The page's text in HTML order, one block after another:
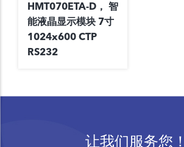
HMT070ETA-D， 智
能液晶显示模块 7寸
1024x600 CTP
RS232
让我们服务您！